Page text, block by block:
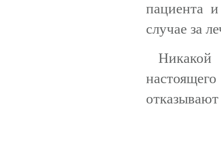
пациента
случае за